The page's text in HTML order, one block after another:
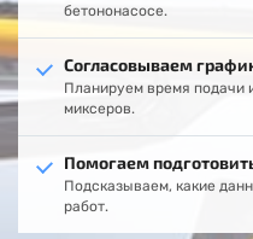
бетононасосе.
Согласовываем
Планируем время подачи
миксеров.
Помогаем
Подсказываем, какие
работ.